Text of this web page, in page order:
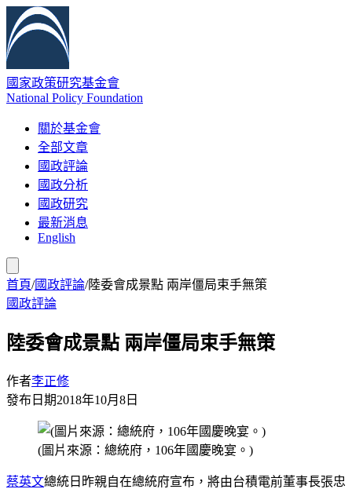
國家政策研究基金會
National Policy Foundation
關於基金會
全部文章
國政評論
國政分析
國政研究
最新消息
English
首頁/國政評論/陸委會成景點 兩岸僵局束手無策
國政評論
陸委會成景點 兩岸僵局束手無策
作者李正修
發布日期2018年10月8日
(圖片來源：總統府，106年國慶晚宴。)
蔡英文總統日昨親自在總統府宣布，將由台積電前董事長張忠